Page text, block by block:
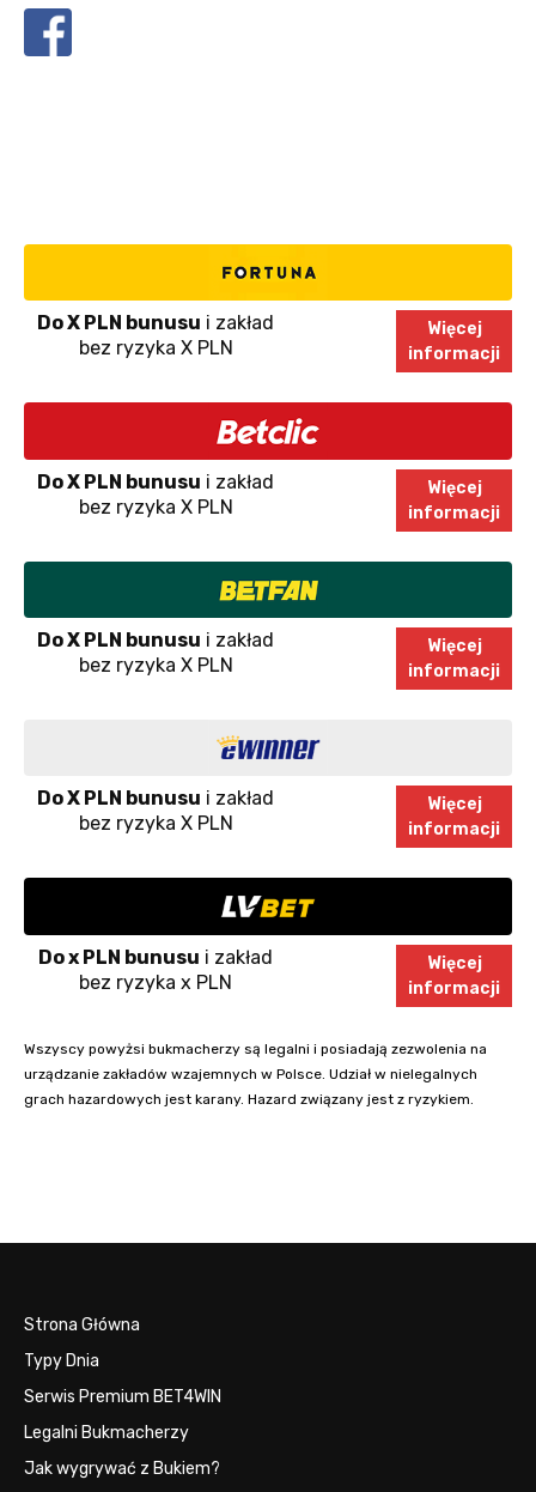
Do X PLN bunusu i zakład
bez ryzyka X PLN
Więcej
informacji
Do X PLN bunusu i zakład
bez ryzyka X PLN
Więcej
informacji
Do X PLN bunusu i zakład
bez ryzyka X PLN
Więcej
informacji
Do X PLN bunusu i zakład
bez ryzyka X PLN
Więcej
informacji
Do x PLN bunusu i zakład
bez ryzyka x PLN
Więcej
informacji
Wszyscy powyżsi bukmacherzy są legalni i posiadają zezwolenia na
urządzanie zakładów wzajemnych w Polsce. Udział w nielegalnych
grach hazardowych jest karany. Hazard związany jest z ryzykiem.
Strona Główna
Typy Dnia
Serwis Premium BET4WIN
Legalni Bukmacherzy
Jak wygrywać z Bukiem?